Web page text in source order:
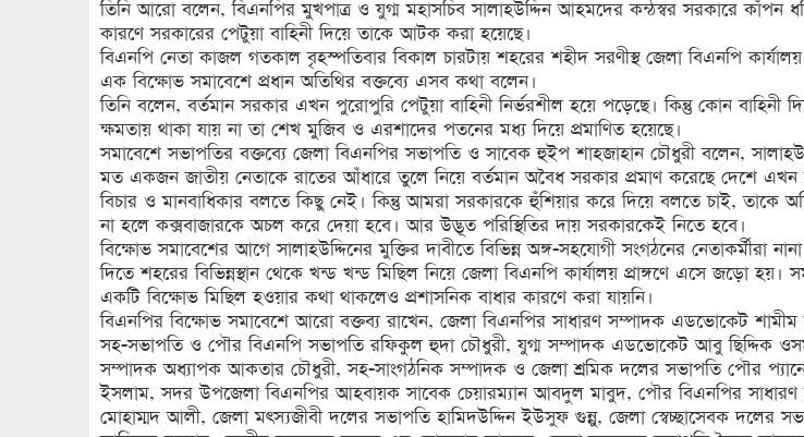
তিনি আরো বলেন, বিএনপির মুখপাত্র ও যুগ্ম মহাসচিব সালাহউদ্দিন আহমদের কন্ঠস্বর সরকারে কাঁপন
কারণে সরকারের পেটুয়া বাহিনী দিয়ে তাকে আটক করা হয়েছে।
বিএনপি নেতা কাজল গতকাল বৃহস্পতিবার বিকাল চারটায় শহরের শহীদ সরণীস্থ জেলা বিএনপি
এক বিক্ষোভ সমাবেশে প্রধান অতিথির বক্তব্যে এসব কথা বলেন।
তিনি বলেন, বর্তমান সরকার এখন পুরোপুরি পেটুয়া বাহিনী নির্ভরশীল হয়ে পড়েছে। কিন্তু কোন বাহিনী
ক্ষমতায় থাকা যায় না তা শেখ মুজিব ও এরশাদের পতনের মধ্য দিয়ে প্রমাণিত হয়েছে।
সমাবেশে সভাপতির বক্তব্যে জেলা বিএনপির সভাপতি ও সাবেক হুইপ শাহজাহান চৌধুরী বলেন,
মত একজন জাতীয় নেতাকে রাতের আঁধারে তুলে নিয়ে বর্তমান অবৈধ সরকার প্রমাণ করেছে দেশে
বিচার ও মানবাধিকার বলতে কিছু নেই। কিন্তু আমরা সরকারকে হুঁশিয়ার করে দিয়ে বলতে চাই, তাকে
না হলে কক্সবাজারকে অচল করে দেয়া হবে। আর উদ্ভূত পরিস্থিতির দায় সরকারকেই নিতে হবে।
বিক্ষোভ সমাবেশের আগে সালাহউদ্দিনের মুক্তির দাবীতে বিভিন্ন অঙ্গ-সহযোগী সংগঠনের নেতাকর্মীরা
দিতে শহরের বিভিন্নস্থান থেকে খন্ড খন্ড মিছিল নিয়ে জেলা বিএনপি কার্যালয় প্রাঙ্গণে এসে জড়ো হয়।
একটি বিক্ষোভ মিছিল হওয়ার কথা থাকলেও প্রশাসনিক বাধার কারণে করা যায়নি।
বিএনপির বিক্ষোভ সমাবেশে আরো বক্তব্য রাখেন, জেলা বিএনপির সাধারণ সম্পাদক এডভোকেট
সহ-সভাপতি ও পৌর বিএনপি সভাপতি রফিকুল হুদা চৌধুরী, যুগ্ম সম্পাদক এডভোকেট আবু ছিদ্দিক
সম্পাদক অধ্যাপক আকতার চৌধুরী, সহ-সাংগঠনিক সম্পাদক ও জেলা শ্রমিক দলের সভাপতি পৌর
ইসলাম, সদর উপজেলা বিএনপির আহবায়ক সাবেক চেয়ারম্যান আবদুল মাবুদ, পৌর বিএনপির সাধারণ
মোহাম্মদ আলী, জেলা মৎস্যজীবী দলের সভাপতি হামিদউদ্দিন ইউসুফ গুন্নু, জেলা স্বেচ্ছাসেবক দলের